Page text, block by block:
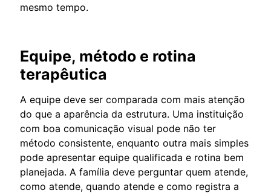
mesmo tempo.
Equipe, método e rotina
terapêutica
A equipe deve ser comparada com mais atenção
do que a aparência da estrutura. Uma instituição
com boa comunicação visual pode não ter
método consistente, enquanto outra mais simples
pode apresentar equipe qualificada e rotina bem
planejada. A família deve perguntar quem atende,
como atende, quando atende e como registra a